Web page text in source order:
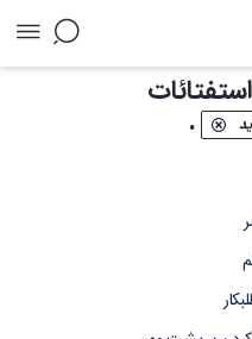
- دفتر
.